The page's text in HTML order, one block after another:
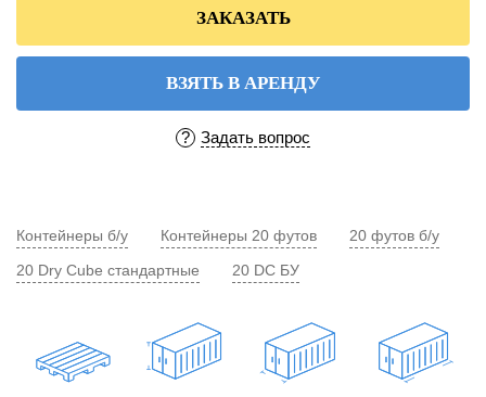
ЗАКАЗАТЬ
ВЗЯТЬ В АРЕНДУ
? Задать вопрос
Контейнеры б/у Контейнеры 20 футов
20 футов б/у
20 Dry Cube стандартные
20 DC БУ